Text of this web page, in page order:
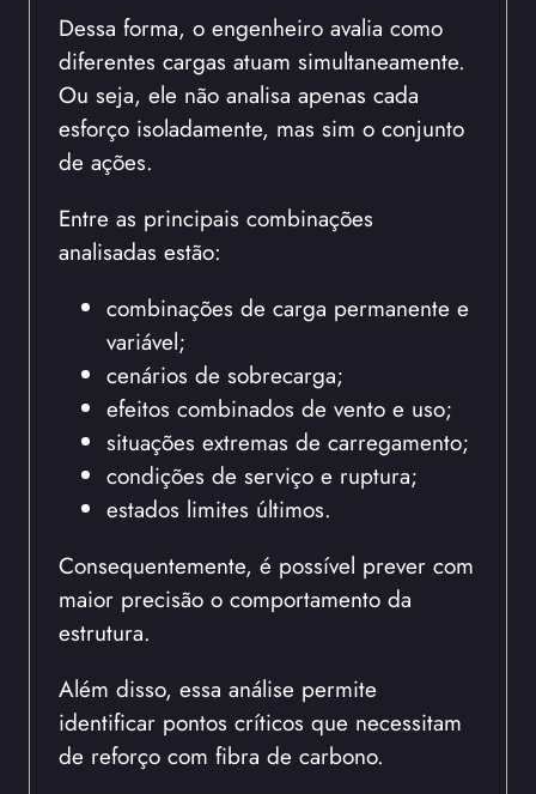
Dessa forma, o engenheiro avalia como
diferentes cargas atuam simultaneamente.
Ou seja, ele não analisa apenas cada
esforço isoladamente, mas sim o conjunto
de ações.
Entre as principais combinações
analisadas estão:
combinações de carga permanente e
variável;
cenários de sobrecarga;
efeitos combinados de vento e uso;
situações extremas de carregamento;
condições de serviço e ruptura;
estados limites últimos.
Consequentemente, é possível prever com
maior precisão o comportamento da
estrutura.
Além disso, essa análise permite
identificar pontos críticos que necessitam
de reforço com fibra de carbono.